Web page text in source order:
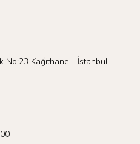
No:23 Kağıthane - İstanbul